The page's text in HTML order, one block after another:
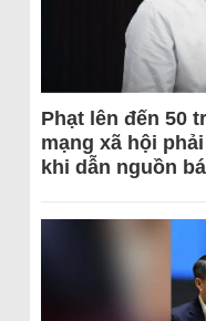
Phạt lên đến 50
mạng xã hội
khi dẫn nguồn